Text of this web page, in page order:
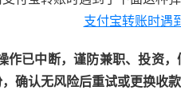
作已中断，谨防兼职、投资
确认无风险后重试或更换收款